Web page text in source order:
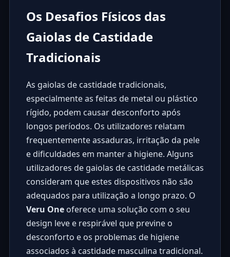
Os Desafios Físicos das
Gaiolas de Castidade
Tradicionais
As gaiolas de castidade tradicionais,
especialmente as feitas de metal ou plástico
rígido, podem causar desconforto após
longos períodos. Os utilizadores relatam
frequentemente assaduras, irritação da pele
e dificuldades em manter a higiene. Alguns
utilizadores de gaiolas de castidade metálicas
consideram que estes dispositivos não são
adequados para utilização a longo prazo. O
Veru Oneoferece uma solução com o seu
design leve e respirável que previne o
desconforto e os problemas de higiene
associados à castidade masculina tradicional.